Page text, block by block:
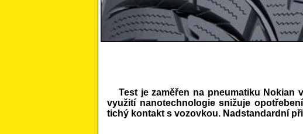
Test je zaměřen na pneumatiku Nokian
využití nanotechnologie snižuje
tichý kontakt s vozovkou. Nadstandardní